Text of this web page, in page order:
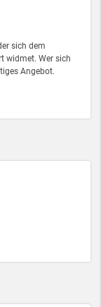
sich dem
widmet. Wer sich
Angebot.